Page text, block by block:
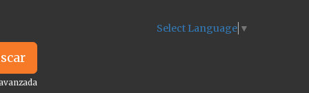
Select Language ▼